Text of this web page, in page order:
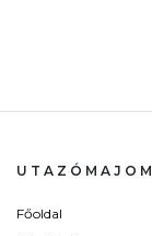
UTAZÓMAJOM
Főoldal